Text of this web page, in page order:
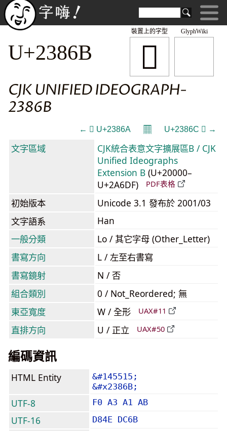
GlyphWiki
𣡫
裝置上的字型
U+2386B
CJK UNIFIED IDEOGRAPH-
2386B
← 𣡪 U+2386A 𝄜 U+2386C 𣡬 →
文字區域
CJK統合表意文字擴展區B / CJK
Unified Ideographs
Extension B (U+20000–
U+2A6DF)
PDF表格
初始版本
Unicode 3.1 發布於 2001/03
文字語系
Han
一般分類
Lo / 其它字母 (Other_Letter)
書寫方向
L / 左至右書寫
書寫鏡射
N / 否
組合類別
0 / Not_Reordered; 無
東亞寬度
W / 全形 UAX#11
直排方向 U / 正立 UAX#50
編碼資訊
HTML Entity
&#145515;
&#x2386B;
UTF-8 F0 A3 A1 AB
UTF-16 D84E DC6B